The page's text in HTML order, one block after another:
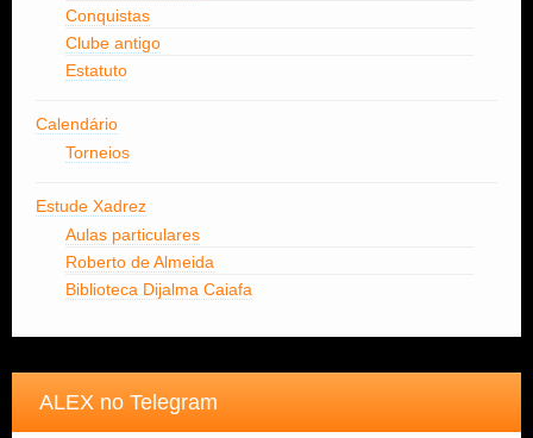
Conquistas
Clube antigo
Estatuto
Calendário
Torneios
Estude Xadrez
Aulas particulares
Roberto de Almeida
Biblioteca Dijalma Caiafa
ALEX no Telegram